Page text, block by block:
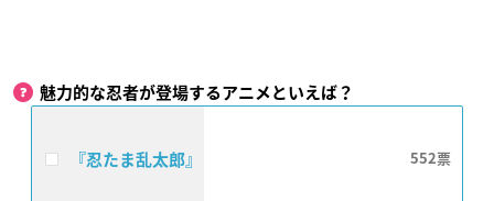
魅力的な忍者が登場するアニメといえば？
『忍たま乱太郎』 552